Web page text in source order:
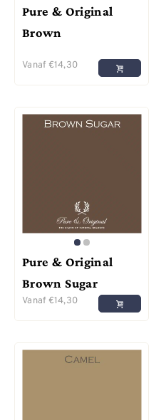
Pure & Original
Brown
Vanaf €14,30
Pure & Original
Brown Sugar
Vanaf €14,30